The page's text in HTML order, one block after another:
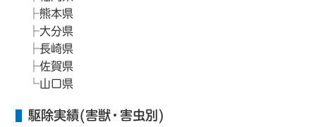
熊本県
大分県
長崎県
佐賀県
山口県
駆除実績(害獣・害虫別)